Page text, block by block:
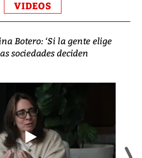
VIDEOS
Botero: ‘Si la gente elige
sociedades deciden